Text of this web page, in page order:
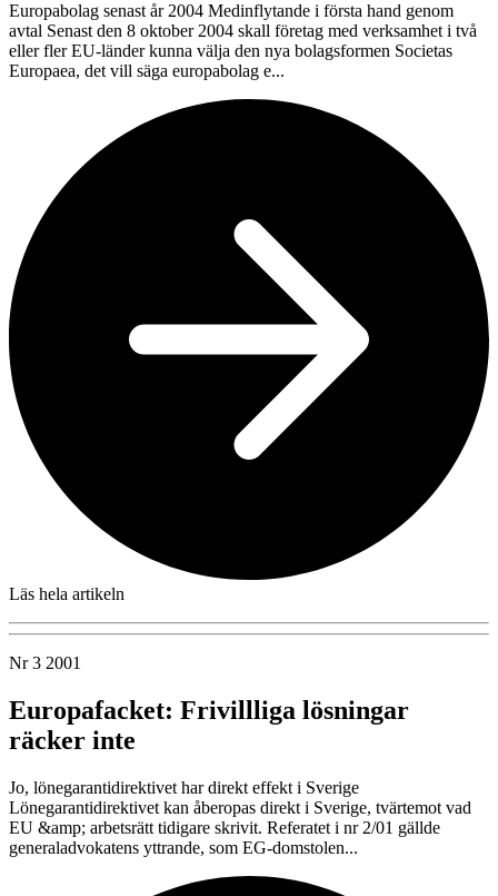
Europabolag senast år 2004 Medinflytande i första hand genom
avtal Senast den 8 oktober 2004 skall företag med verksamhet i två
eller fler EU-länder kunna välja den nya bolagsformen Societas
Europaea, det vill säga europabolag e...
Läs hela artikeln
Nr 3 2001
Europafacket: Frivillliga lösningar
räcker inte
Jo, lönegarantidirektivet har direkt effekt i Sverige
Lönegarantidirektivet kan åberopas direkt i Sverige, tvärtemot vad
EU &amp; arbetsrätt tidigare skrivit. Referatet i nr 2/01 gällde
generaladvokatens yttrande, som EG-domstolen...